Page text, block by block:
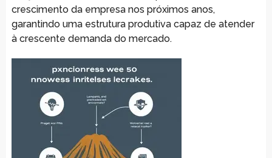
crescimento da empresa nos próximos anos,
garantindo uma estrutura produtiva capaz de atender
à crescente demanda do mercado.